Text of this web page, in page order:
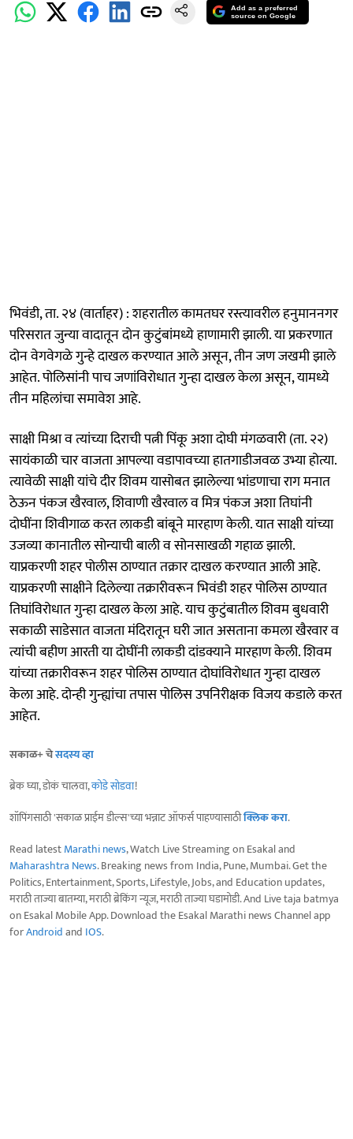
Add as a preferred
source on Google
भिवंडी, ता. २४ (वार्ताहर) : शहरातील कामतघर रस्त्यावरील हनुमाननगर
परिसरात जुन्या वादातून दोन कुटुंबांमध्ये हाणामारी झाली. या प्रकरणात
दोन वेगवेगळे गुन्हे दाखल करण्यात आले असून, तीन जण जखमी झाले
आहेत. पोलिसांनी पाच जणांविरोधात गुन्हा दाखल केला असून, यामध्ये
तीन महिलांचा समावेश आहे.
साक्षी मिश्रा व त्यांच्या दिराची पत्नी पिंकू अशा दोघी मंगळवारी (ता. २२)
सायंकाळी चार वाजता आपल्या वडापावच्या हातगाडीजवळ उभ्या होत्या.
त्यावेळी साक्षी यांचे दीर शिवम यासोबत झालेल्या भांडणाचा राग मनात
ठेऊन पंकज खैरवाल, शिवाणी खैरवाल व मित्र पंकज अशा तिघांनी
दोघींना शिवीगाळ करत लाकडी बांबूने मारहाण केली. यात साक्षी यांच्या
उजव्या कानातील सोन्याची बाली व सोनसाखळी गहाळ झाली.
याप्रकरणी शहर पोलीस ठाण्यात तक्रार दाखल करण्यात आली आहे.
याप्रकरणी साक्षीने दिलेल्या तक्रारीवरून भिवंडी शहर पोलिस ठाण्यात
तिघांविरोधात गुन्हा दाखल केला आहे. याच कुटुंबातील शिवम बुधवारी
सकाळी साडेसात वाजता मंदिरातून घरी जात असताना कमला खैरवार व
त्यांची बहीण आरती या दोघींनी लाकडी दांडक्याने मारहाण केली. शिवम
यांच्या तक्रारीवरून शहर पोलिस ठाण्यात दोघांविरोधात गुन्हा दाखल
केला आहे. दोन्ही गुन्ह्यांचा तपास पोलिस उपनिरीक्षक विजय कडाले करत
आहेत.
सकाळ+ चेसदस्य व्हा
ब्रेक घ्या, डोकं चालवा,कोडे सोडवा!
शॉपिंगसाठी 'सकाळ प्राईम डील्स'च्या भन्नाट ऑफर्स पाहण्यासाठीक्लिक करा.
Read latestMarathi news, Watch Live Streaming on Esakal and
Maharashtra News. Breaking news from India, Pune, Mumbai. Get the
Politics, Entertainment, Sports, Lifestyle, Jobs, and Education updates,
मराठी ताज्या बातम्या, मराठी ब्रेकिंग न्यूज, मराठी ताज्या घडामोडी. And Live taja batmya
on Esakal Mobile App. Download the Esakal Marathi news Channel app
forAndroidand IOS.